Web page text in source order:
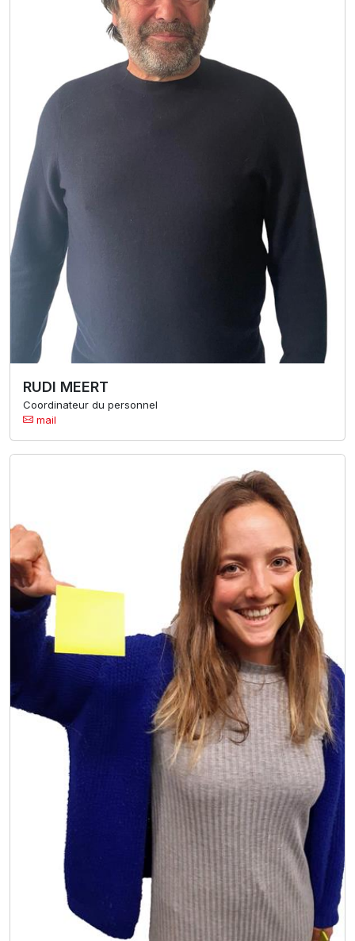
RUDI MEERT
Coordinateur du personnel
mail